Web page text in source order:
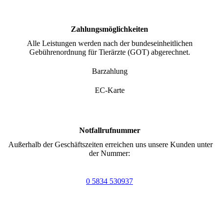
Zahlungsmöglichkeiten
Alle Leistungen werden nach der bun­des­ein­heit­lich­en
Gebührenordnung für Tierärzte (GOT) abgerechnet.
Barzahlung
EC-Karte
Notfallrufnummer
Außerhalb der Geschäftszeiten erreichen uns unsere Kunden unter
der Nummer:
0 5834 530937